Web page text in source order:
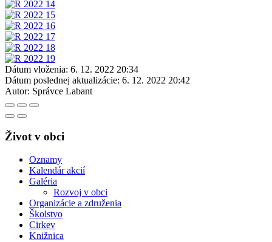
Dátum vloženia: 6. 12. 2022 20:34
Dátum poslednej aktualizácie: 6. 12. 2022 20:42
Autor: Správce Labant
Život v obci
Oznamy
Kalendár akcií
Galéria
Rozvoj v obci
Organizácie a združenia
Školstvo
Cirkev
Knižnica